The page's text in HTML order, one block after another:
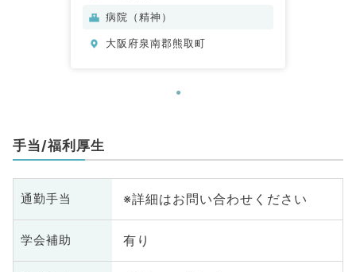
病院（精神）
大阪府泉南郡熊取町
手当/福利厚生
通勤手当 ※詳細はお問い合わせください
学会補助 有り